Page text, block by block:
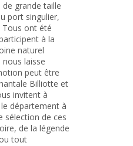
grande taille
port singulier,
ont été
à la
naturel
nous laisse
peut être
Billiotte et
invitent à
département à
sélection de ces
de la légende
tout